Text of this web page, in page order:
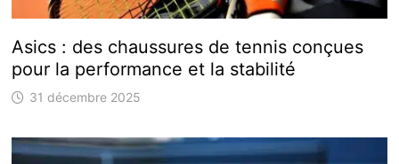
Asics : des chaussures de tennis conçues
pour la performance et la stabilité
31 décembre 2025